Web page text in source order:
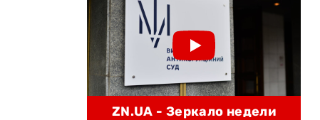
ZN.UA - Зеркало недели